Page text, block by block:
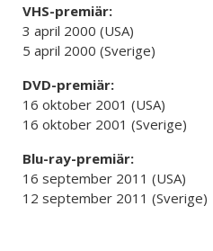
VHS-premiär:
3 april 2000 (USA)
5 april 2000 (Sverige)
DVD-premiär:
16 oktober 2001 (USA)
16 oktober 2001 (Sverige)
Blu-ray-premiär:
16 september 2011 (USA)
12 september 2011 (Sverige)